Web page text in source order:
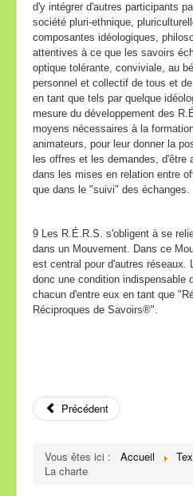
d'y intégrer d'autres participants
société pluri-ethnique,
composantes idéologiques,
attentives à ce que les savoirs
optique tolérante, conviviale, au
personnel et collectif de tous et
en tant que tels par quelque
mesure du développement des
moyens nécessaires à la
animateurs, pour leur donner la
les offres et les demandes,
dans les mises en relation entre
que dans le "suivi" des échanges.
9 Les R.É.R.S. s'obligent à se
dans un Mouvement. Dans ce
est central pour d'autres réseaux.
donc une condition indispensable
chacun d'entre eux en tant que
Réciproques de Savoirs®".
Précédent
Vous êtes ici : Accueil
La charte